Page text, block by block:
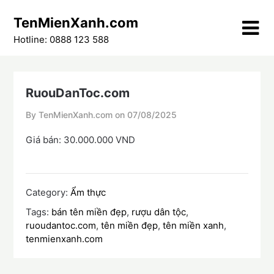
content
TenMienXanh.com
Hotline: 0888 123 588
RuouDanToc.com
By TenMienXanh.com on 07/08/2025
Giá bán: 30.000.000 VND
Category: Ẩm thực
Tags: bán tên miền đẹp, rượu dân tộc,
ruoudantoc.com,tên miền đẹp,tên miền xanh,
tenmienxanh.com